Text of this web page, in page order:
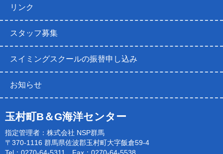
リンク
スタッフ募集
スイミングスクールの振替申し込み
お知らせ
玉村町B＆G海洋センター
指定管理者：株式会社 NSP群馬
〒370-1116 群馬県佐波郡玉村町大字飯倉59-4
Tel：0270-64-5311 Fax：0270-64-5538